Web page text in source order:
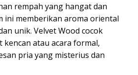
rempah yang hangat dan
ini memberikan aroma oriental
unik. Velvet Wood cocok
kencan atau acara formal,
pria yang misterius dan